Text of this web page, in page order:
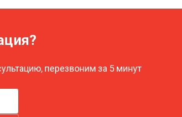
перезвоним за 5 минут